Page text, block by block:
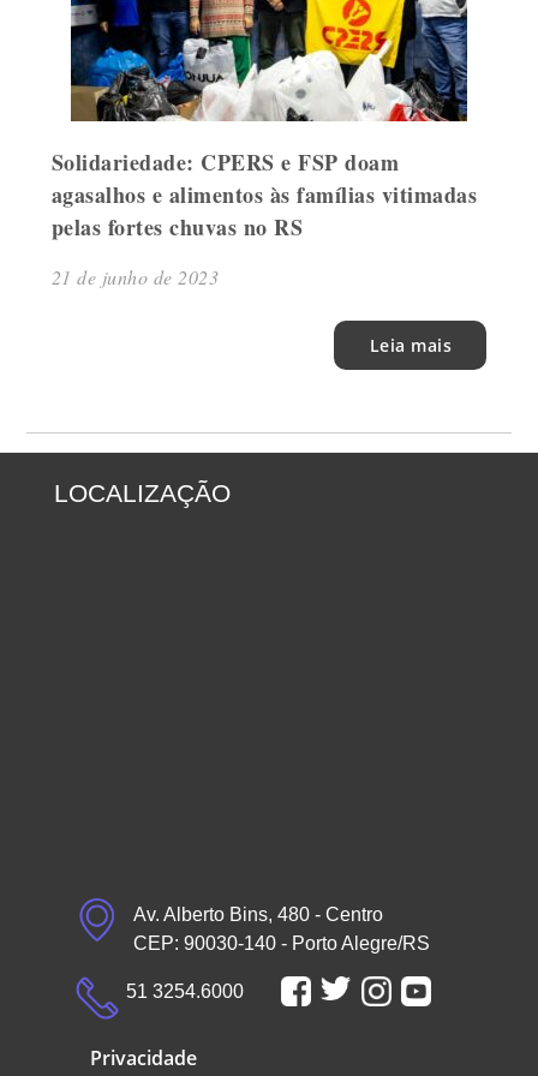
Solidariedade: CPERS e FSP doam
agasalhos e alimentos às famílias vitimadas
pelas fortes chuvas no RS
21 de junho de 2023
Leia mais
LOCALIZAÇÃO
Av. Alberto Bins, 480 - Centro
CEP: 90030-140 - Porto Alegre/RS
51 3254.6000
Privacidade